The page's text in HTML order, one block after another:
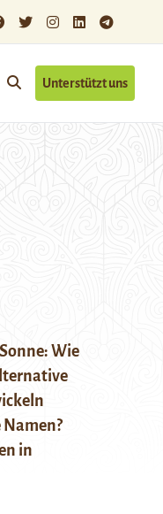
Unterstützt uns
Wie
in